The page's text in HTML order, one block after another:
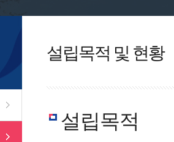
설립목적 및 현황
설립목적